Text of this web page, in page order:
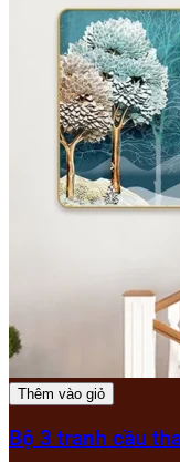
Thêm vào giỏ
Bộ 3 tranh cầu